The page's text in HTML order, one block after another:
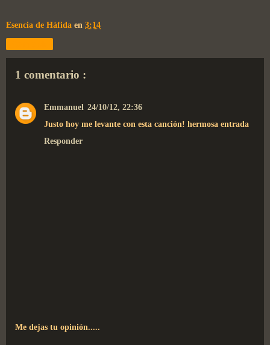
Esencia de Háfida en 3:14
1 comentario :
Emmanuel 24/10/12, 22:36
Justo hoy me levante con esta canción! hermosa entrada
Responder
Me dejas tu opinión.....